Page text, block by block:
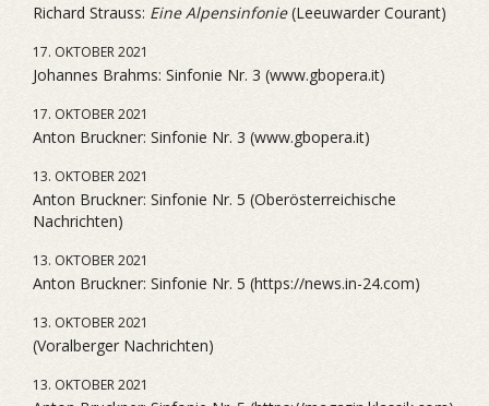
Richard Strauss: Eine Alpensinfonie(Leeuwarder Courant)
17. OKTOBER 2021
Johannes Brahms: Sinfonie Nr. 3 (www.gbopera.it)
17. OKTOBER 2021
Anton Bruckner: Sinfonie Nr. 3 (www.gbopera.it)
13. OKTOBER 2021
Anton Bruckner: Sinfonie Nr. 5 (Oberösterreichische
Nachrichten)
13. OKTOBER 2021
Anton Bruckner: Sinfonie Nr. 5 (https://news.in-24.com)
13. OKTOBER 2021
(Voralberger Nachrichten)
13. OKTOBER 2021